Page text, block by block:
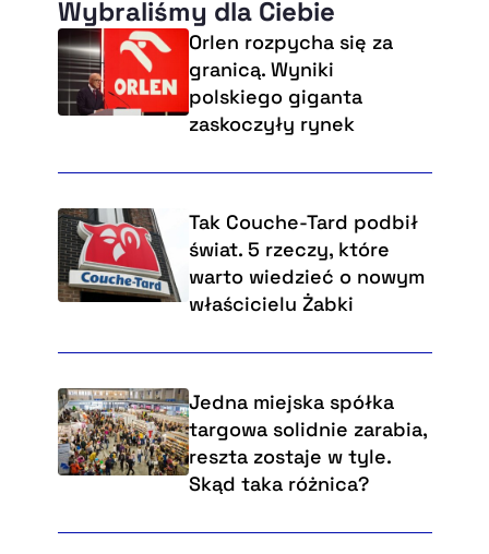
Wybraliśmy dla Ciebie
Orlen rozpycha się za
granicą. Wyniki
polskiego giganta
zaskoczyły rynek
Tak Couche-Tard podbił
świat. 5 rzeczy, które
warto wiedzieć o nowym
właścicielu Żabki
Jedna miejska spółka
targowa solidnie zarabia,
reszta zostaje w tyle.
Skąd taka różnica?